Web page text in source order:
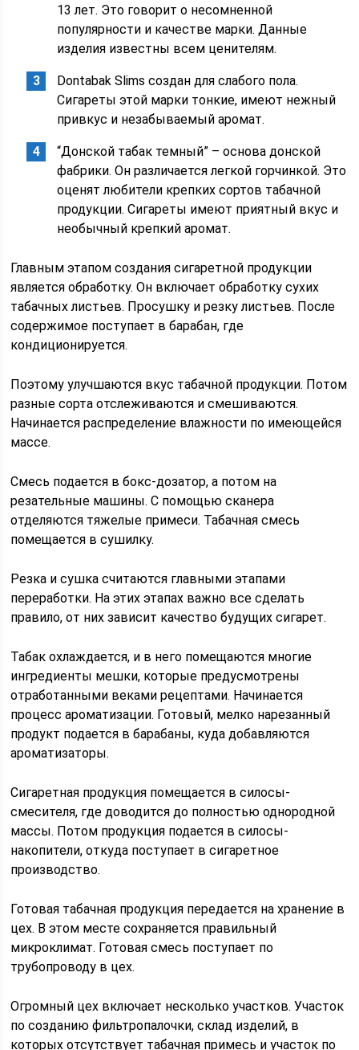
13 лет. Это говорит о несомненной
популярности и качестве марки. Данные
изделия известны всем ценителям.
Dontabak Slims создан для слабого пола.
Сигареты этой марки тонкие, имеют нежный
привкус и незабываемый аромат.
“Донской табак темный” – основа донской
фабрики. Он различается легкой горчинкой. Это
оценят любители крепких сортов табачной
продукции. Сигареты имеют приятный вкус и
необычный крепкий аромат.
Главным этапом создания сигаретной продукции
является обработку. Он включает обработку сухих
табачных листьев. Просушку и резку листьев. После
содержимое поступает в барабан, где
кондиционируется.
Поэтому улучшаются вкус табачной продукции. Потом
разные сорта отслеживаются и смешиваются.
Начинается распределение влажности по имеющейся
массе.
Смесь подается в бокс-дозатор, а потом на
резательные машины. С помощью сканера
отделяются тяжелые примеси. Табачная смесь
помещается в сушилку.
Резка и сушка считаются главными этапами
переработки. На этих этапах важно все сделать
правило, от них зависит качество будущих сигарет.
Табак охлаждается, и в него помещаются многие
ингредиенты мешки, которые предусмотрены
отработанными веками рецептами. Начинается
процесс ароматизации. Готовый, мелко нарезанный
продукт подается в барабаны, куда добавляются
ароматизаторы.
Сигаретная продукция помещается в силосы-
смесителя, где доводится до полностью однородной
массы. Потом продукция подается в силосы-
накопители, откуда поступает в сигаретное
производство.
Готовая табачная продукция передается на хранение в
цех. В этом месте сохраняется правильный
микроклимат. Готовая смесь поступает по
трубопроводу в цех.
Огромный цех включает несколько участков. Участок
по созданию фильтропалочки, склад изделий, в
которых отсутствует табачная примесь и участок по